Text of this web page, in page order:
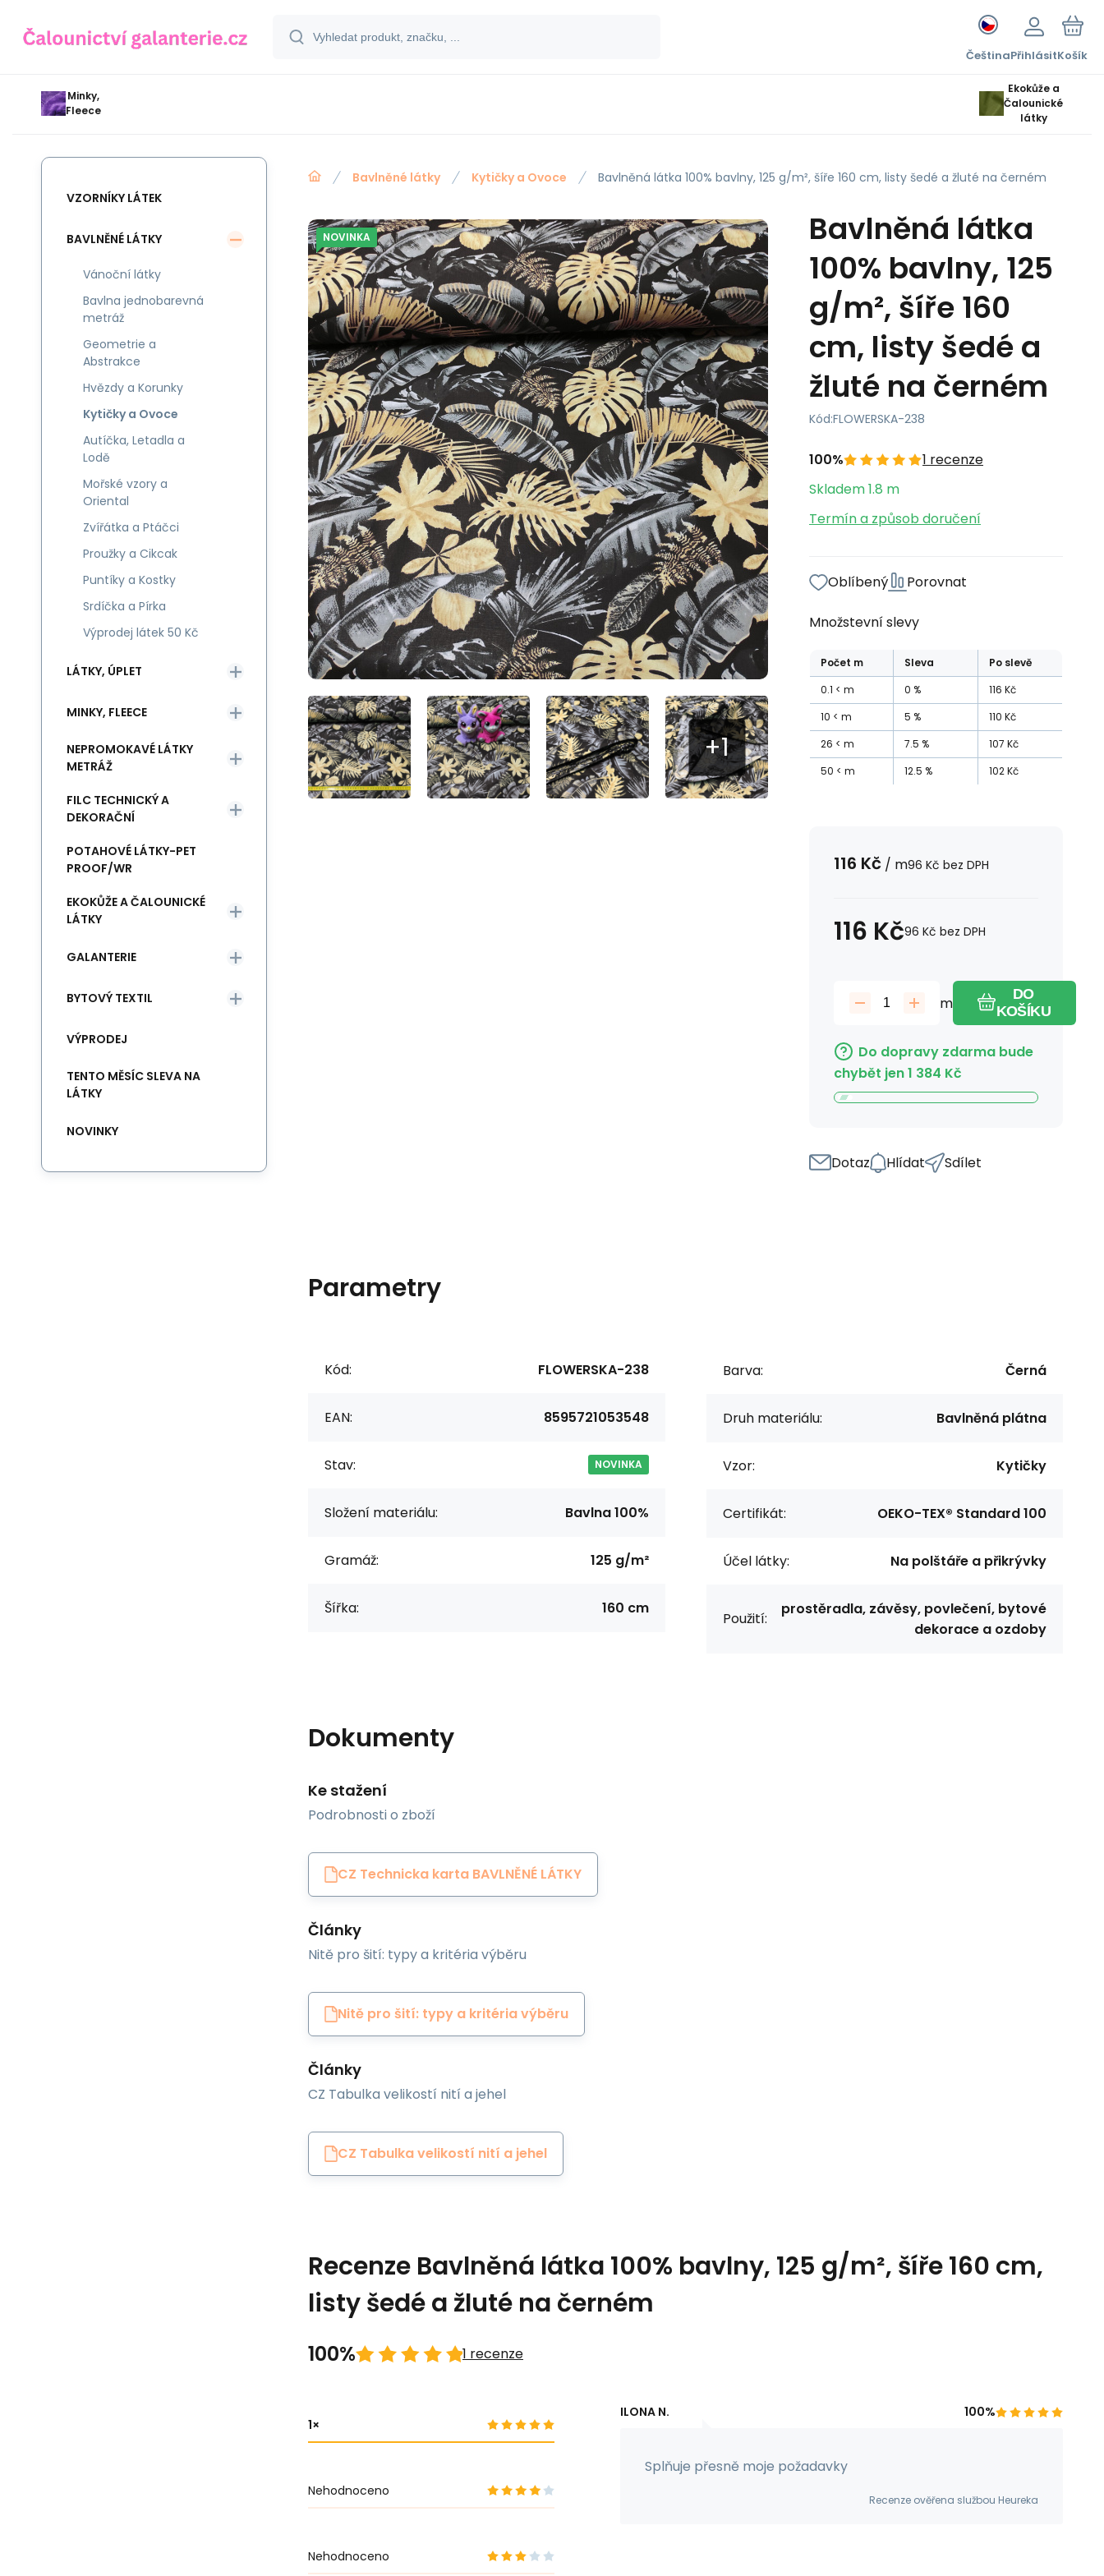
ČeštinaPřihlásitKošík
Minky,
Fleece
Ekokůže a
Čalounické
látky
Bavlněné látky Kytičky a Ovoce Bavlněná látka 100% bavlny, 125 g/m², šíře 160 cm, listy šedé a žluté na černém
NOVINKA
Bavlněná látka
100% bavlny, 125
g/m², šíře 160
cm, listy šedé a
žluté na černém
Kód:FLOWERSKA-238
100%
1 recenze
Skladem1.8 m
Termín a způsob doručení
Oblíbený Porovnat
Množstevní slevy
Počet m Sleva
Po slevě
0.1
m 0 % 116 Kč
10
m 5 % 110 Kč
26
m 7.5 % 107 Kč
50
m 12.5 % 102Kč
116 Kč / m96 Kč bez DPH
116 Kč96 Kč bez DPH
m
DO
KOŠÍKU
Do dopravy zdarma bude
chybět jen1 384 Kč
Dotaz Hlídat Sdílet
Parametry
Kód: FLOWERSKA-238
EAN: 8595721053548
Stav: NOVINKA
Složení materiálu: Bavlna 100%
Gramáž: 125 g/m²
Šířka: 160 cm
Barva: Černá
Druh materiálu: Bavlněná plátna
Vzor: Kytičky
Certifikát: OEKO-TEX® Standard 100
Účel látky: Na polštáře a přikrývky
Použití:
prostěradla, závěsy, povlečení, bytové
dekorace a ozdoby
Dokumenty
Ke stažení
Podrobnosti o zboží
CZ Technicka karta BAVLNĚNÉ LÁTKY
Články
Nitě pro šití: typy a kritéria výběru
Nitě pro šití: typy a kritéria výběru
Články
CZ Tabulka velikostí nití a jehel
CZ Tabulka velikostí nití a jehel
Recenze Bavlněná látka 100% bavlny, 125 g/m², šíře 160 cm,
listy šedé a žluté na černém
100% 1 recenze
1
Nehodnoceno
Nehodnoceno
ILONA N. 100%
Splňuje přesně moje požadavky
Recenze ověřena službou Heureka
VZORNÍKY LÁTEK
BAVLNĚNÉ LÁTKY
Vánoční látky
Bavlna jednobarevná
metráž
Geometrie a
Abstrakce
Hvězdy a Korunky
Kytičky a Ovoce
Autíčka, Letadla a
Lodě
Mořské vzory a
Oriental
Zvířátka a Ptáčci
Proužky a Cikcak
Puntíky a Kostky
Srdíčka a Pírka
Výprodej látek 50 Kč
LÁTKY, ÚPLET
MINKY, FLEECE
NEPROMOKAVÉ LÁTKY
METRÁŽ
FILC TECHNICKÝ A
DEKORAČNÍ
POTAHOVÉ LÁTKY-PET
PROOF/WR
EKOKŮŽE A ČALOUNICKÉ
LÁTKY
GALANTERIE
BYTOVÝ TEXTIL
VÝPRODEJ
TENTO MĚSÍC SLEVA NA
LÁTKY
NOVINKY